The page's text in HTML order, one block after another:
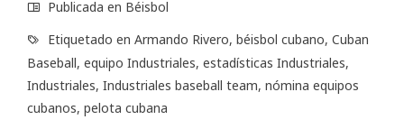
Publicada en Béisbol
Etiquetado en Armando Rivero, béisbol cubano, Cuban
Baseball, equipo Industriales, estadísticas Industriales,
Industriales, Industriales baseball team, nómina equipos
cubanos, pelota cubana